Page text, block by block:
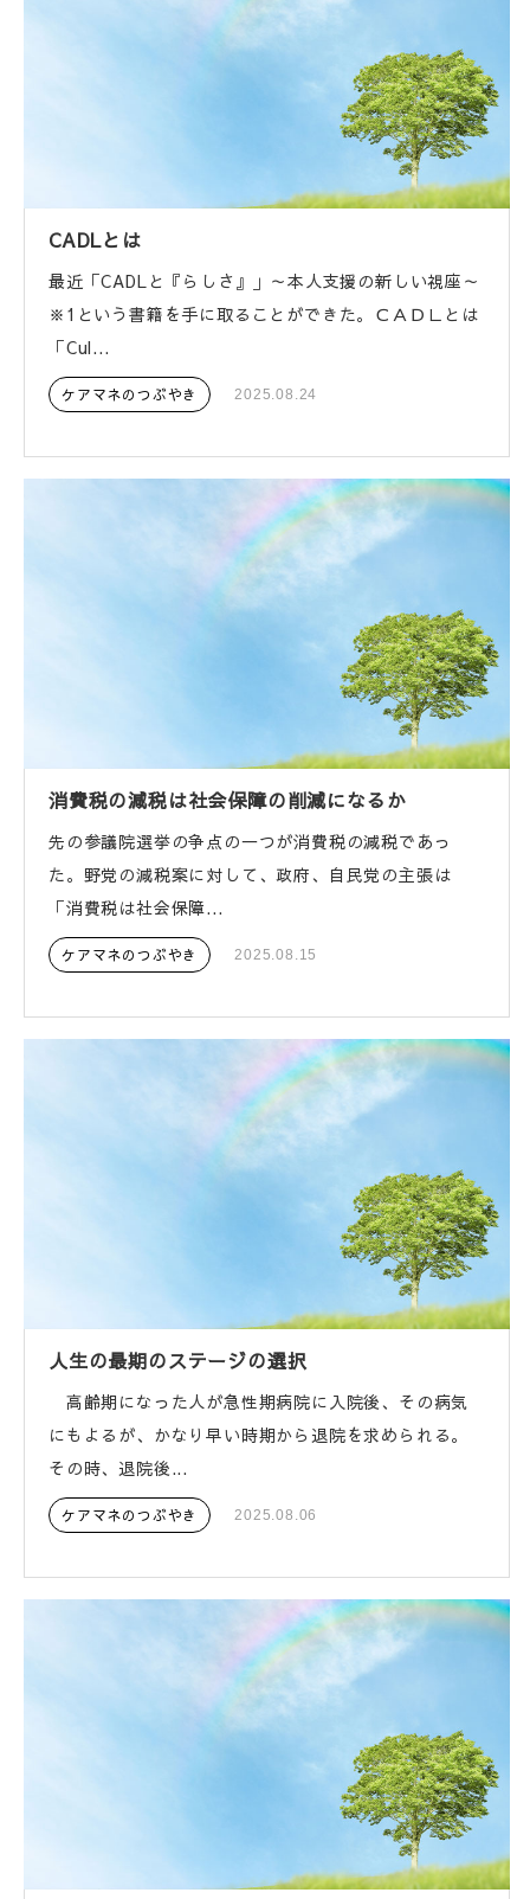
CADLとは
最近「CADLと『らしさ』」～本人支援の新しい視座～
※1という書籍を手に取ることができた。ＣＡＤＬとは
「Cul...
ケアマネのつぶやき 2025.08.24
消費税の減税は社会保障の削減になるか
先の参議院選挙の争点の一つが消費税の減税であっ
た。野党の減税案に対して、政府、自民党の主張は
「消費税は社会保障...
ケアマネのつぶやき 2025.08.15
人生の最期のステージの選択
高齢期になった人が急性期病院に入院後、その病気
にもよるが、かなり早い時期から退院を求められる。
その時、退院後...
ケアマネのつぶやき 2025.08.06